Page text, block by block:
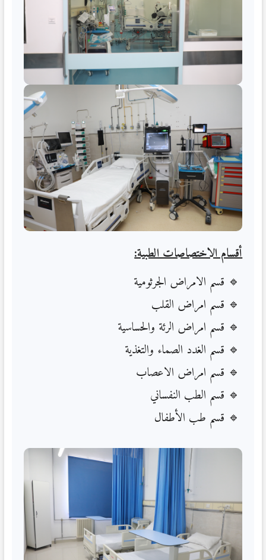
أقسام الاختصاصات الطبية:
قسم الامراض الجرثومية
قسم امراض القلب
قسم امراض الرئة والحساسية
قسم الغدد الصماء والتغذية
قسم امراض الاعصاب
قسم الطب النفساني
قسم طب الأطفال